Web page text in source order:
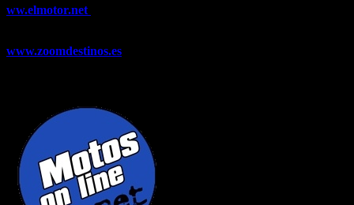
ww.elmotor.net
www.zoomdestinos.es